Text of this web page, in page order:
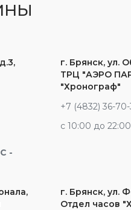
-
г. Брянск, ул.
ТРЦ "АЭРО
"Хронограф"
+7 (4832) 36-70-
c 10:00 до 22:00
г. Брянск, ул.
Отдел часов